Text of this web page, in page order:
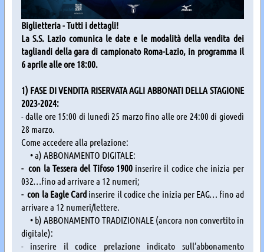
Biglietteria - Tutti i dettagli!
La S.S. Lazio comunica le date e le modalità della vendita dei
tagliandi della gara di campionato Roma-Lazio, in programma il
6 aprile alle ore 18:00.
1) FASE DI VENDITA RISERVATA AGLI ABBONATI DELLA STAGIONE
2023-2024:
- dalle ore 15:00 di lunedì 25 marzo fino alle ore 24:00 di giovedì
28 marzo.
Come accedere alla prelazione:
• a) ABBONAMENTO DIGITALE:
- con la Tessera del Tifoso 1900inserire il codice che inizia per
032…fino ad arrivare a 12 numeri;
- con la Eagle Card inserire il codice che inizia per EAG… fino ad
arrivare a 12 numeri/lettere.
• b) ABBONAMENTO TRADIZIONALE (ancora non convertito in
digitale):
- inserire il codice prelazione indicato sull’abbonamento